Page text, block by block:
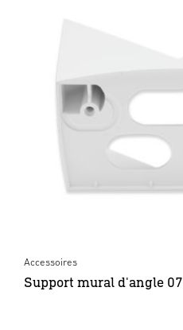
Accessoires
Support mural d'angle 07